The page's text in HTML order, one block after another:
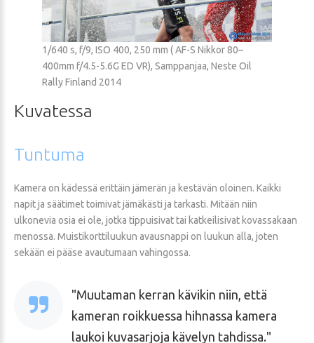
1/640 s, f/9, ISO 400, 250 mm ( AF-S Nikkor 80–
400mm f/4.5-5.6G ED VR), Samppanjaa, Neste Oil
Rally Finland 2014
Kuvatessa
Tuntuma
Kamera on kädessä erittäin jämerän ja kestävän oloinen. Kaikki
napit ja säätimet toimivat jämäkästi ja tarkasti. Mitään niin
ulkonevia osia ei ole, jotka tippuisivat tai katkeilisivat kovassakaan
menossa. Muistikorttiluukun avausnappi on luukun alla, joten
sekään ei pääse avautumaan vahingossa.
Muutaman kerran kävikin niin, että
kameran roikkuessa hihnassa kamera
laukoi kuvasarjoja kävelyn tahdissa.